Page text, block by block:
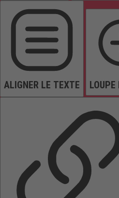
ALIGNER LE TEXTE LOUPE